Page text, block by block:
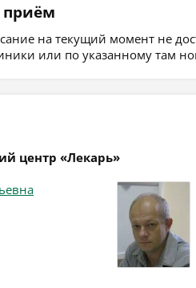
приём
на текущий момент не
или по указанному там
центр «Лекарь»